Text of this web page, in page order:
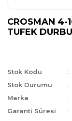
CROSMAN 4-
TUFEK
Stok Kodu
Stok Durumu
Marka
Garanti Süresi